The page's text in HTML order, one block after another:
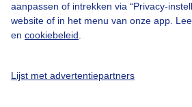
aanpassen of intrekken via “Privacy-
website of in het menu van onze app.
en cookiebeleid
Lijst met advertentiepartners
Cookie beleid